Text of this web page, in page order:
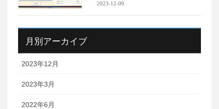
2023-12-09
月別アーカイブ
2023年12月
2023年3月
2022年6月